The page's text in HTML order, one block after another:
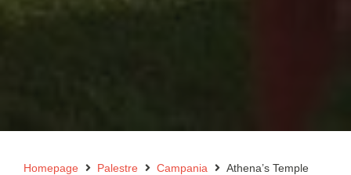
Homepage Palestre Campania Athena’s Temple